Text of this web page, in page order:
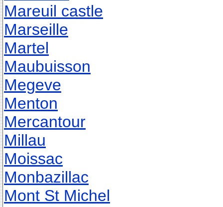
Mareuil castle
Marseille
Martel
Maubuisson
Megeve
Menton
Mercantour
Millau
Moissac
Monbazillac
Mont St Michel